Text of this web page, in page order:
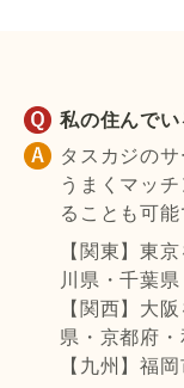
私の住んで
タスカジの
うまくマッ
ることも可能
【関東】東
川県・千葉
【関西】大
県・京都府
【九州】福